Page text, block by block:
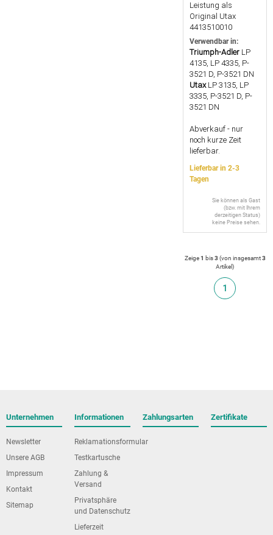
Leistung als
Original Utax
4413510010
Verwendbar in:
Triumph-Adler LP
4135, LP 4335, P-
3521 D, P-3521 DN
UtaxLP 3135, LP
3335, P-3521 D, P-
3521 DN
Abverkauf - nur
noch kurze Zeit
lieferbar.
Lieferbar in 2-3
Tagen
Sie können als Gast
(bzw. mit Ihrem
derzeitigen Status)
keine Preise sehen.
Zeige1 bis3(von insgesamt3
Artikel)
1
Unternehmen
Newsletter
Unsere AGB
Impressum
Kontakt
Sitemap
Informationen
Reklamationsformular
Testkartusche
Zahlung &
Versand
Privatsphäre
und Datenschutz
Lieferzeit
Zahlungsarten Zertifikate